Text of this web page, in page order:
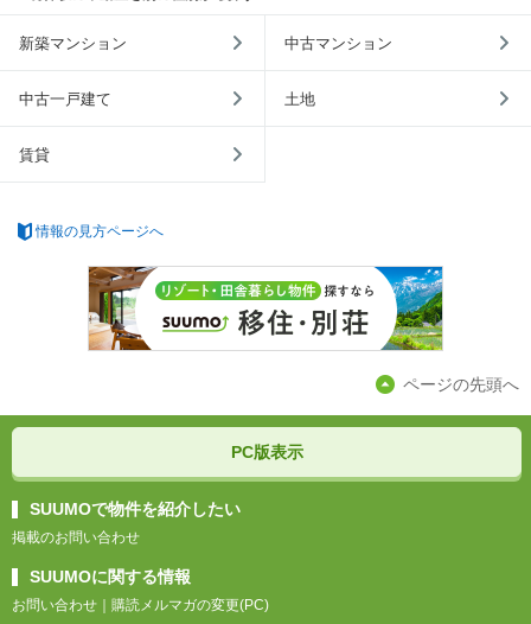
新築マンション 中古マンション
中古一戸建て 土地
賃貸
情報の見方ページへ
ページの先頭へ
PC版表示
SUUMOで物件を紹介したい
掲載のお問い合わせ
SUUMOに関する情報
お問い合わせ 購読メルマガの変更(PC)